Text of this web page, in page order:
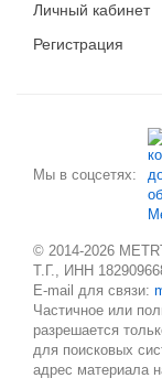
Личный кабинет
Регистрация
Мы в соцсетях:
© 2014-2026
Т.Г., ИНН
E-mail для связи:
Частичное или
разрешается
для поисковых
адрес материала